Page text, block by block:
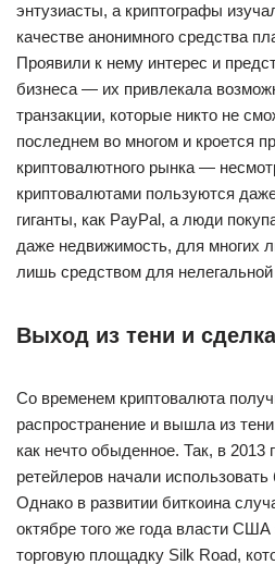
энтузиасты, а криптографы
качестве анонимного средства
Проявили к нему интерес и
бизнеса — их привлекала
транзакции, которые никто не
последнем во многом и кроется
криптовалютного рынка —
криптовалютами пользуются
гиганты, как PayPal, а люди
даже недвижимость, для многих
лишь средством для нелегальной
Выход из тени и
Со временем криптовалюта
распространение и вышла из
как нечто обыденное. Так, в 2013
ретейлеров начали
Однако в развитии биткоина
октябре того же года власти
торговую площадку Silk Road,